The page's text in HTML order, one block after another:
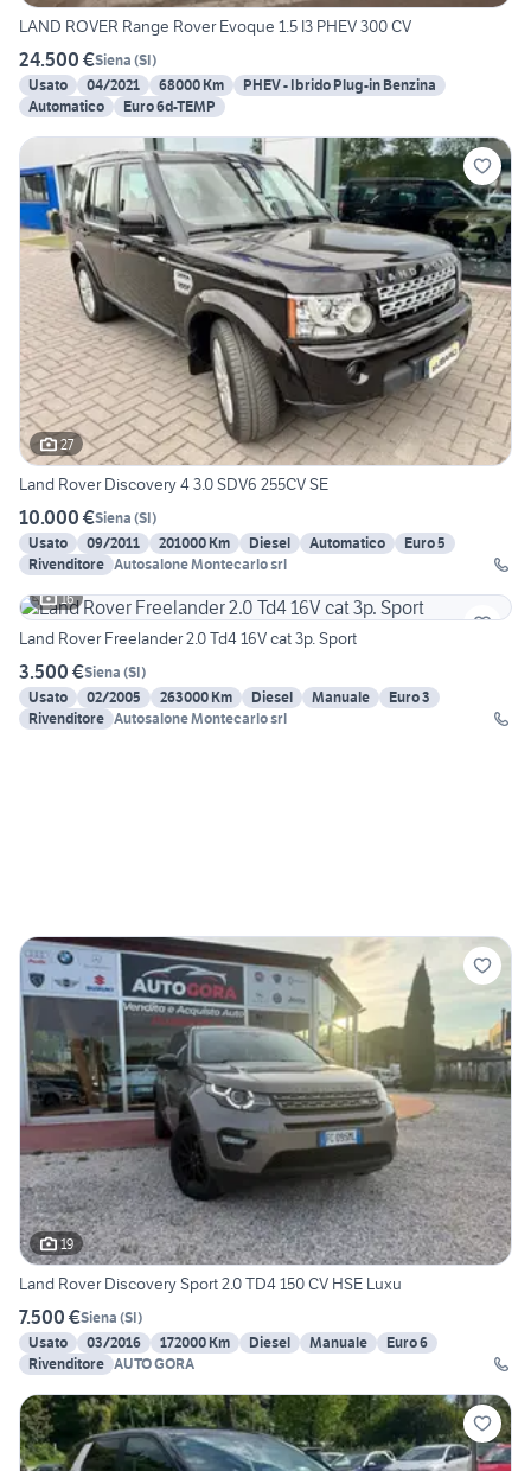
LAND ROVER Range Rover Evoque 1.5 I3 PHEV 300 CV
24.500 €Siena (SI)
Usato
04/2021 68000 Km
PHEV - Ibrido Plug-in Benzina
Automatico
Euro 6d-TEMP
27
Land Rover Discovery 4 3.0 SDV6 255CV SE
10.000 €Siena (SI)
Usato
09/2011 201000 Km Diesel Automatico
Euro 5
Rivenditore Autosalone Montecarlo srl
16
Land Rover Freelander 2.0 Td4 16V cat 3p. Sport
3.500 €Siena (SI)
Usato
02/2005 263000 Km Diesel Manuale
Euro 3
Rivenditore Autosalone Montecarlo srl
19
Land Rover Discovery Sport 2.0 TD4 150 CV HSE Luxu
7.500 €Siena (SI)
Usato
03/2016 172000 Km Diesel Manuale
Euro 6
Rivenditore AUTO GORA